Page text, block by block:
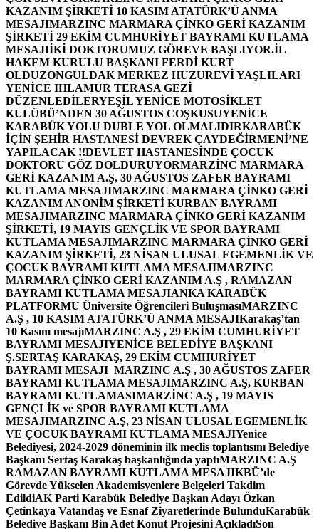
KAZANIM ŞİRKETİ 10 KASIM ATATÜRK’Ü ANMA
MESAJIMARZINC MARMARA ÇİNKO GERİ KAZANIM
ŞİRKETİ 29 EKİM CUMHURİYET BAYRAMI KUTLAMA
MESAJIİKİ DOKTORUMUZ GÖREVE BAŞLIYOR.İL
HAKEM KURULU BAŞKANI FERDİ KURT
OLDUZONGULDAK MERKEZ HUZUREVİ YAŞLILARI
YENİCE IHLAMUR TERASA GEZİ
DÜZENLEDİLERYEŞİL YENİCE MOTOSİKLET
KULÜBÜ’NDEN 30 AĞUSTOS COŞKUSUYENİCE
KARABÜK YOLU DUBLE YOL OLMALIDIRKARABÜK
İÇİN ŞEHİR HASTANESİ DEVREK ÇAYDEĞİRMENİ’NE
YAPILACAK !!DEVLET HASTANESİNDE ÇOCUK
DOKTORU GÖZ DOLDURUYORMARZİNC MARMARA
GERİ KAZANIM A.Ş, 30 AĞUSTOS ZAFER BAYRAMI
KUTLAMA MESAJIMARZINC MARMARA ÇİNKO GERİ
KAZANIM ANONİM ŞİRKETİ KURBAN BAYRAMI
MESAJIMARZINC MARMARA ÇİNKO GERİ KAZANIM
ŞİRKETİ, 19 MAYIS GENÇLİK VE SPOR BAYRAMI
KUTLAMA MESAJIMARZINC MARMARA ÇİNKO GERİ
KAZANIM ŞİRKETİ, 23 NİSAN ULUSAL EGEMENLİK VE
ÇOCUK BAYRAMI KUTLAMA MESAJIMARZINC
MARMARA ÇİNKO GERİ KAZANIM A.Ş , RAMAZAN
BAYRAMI KUTLAMA MESAJIANKA KARABÜK
PLATFORMU Üniversite Öğrencileri BuluşmasıMARZINC
A.Ş , 10 KASIM ATATÜRK’Ü ANMA MESAJIKarakaş’tan
10 Kasım mesajıMARZINC A.Ş , 29 EKİM CUMHURİYET
BAYRAMI MESAJIYENİCE BELEDİYE BAŞKANI
Ş.SERTAŞ KARAKAŞ, 29 EKİM CUMHURİYET
BAYRAMI MESAJI MARZINC A.Ş , 30 AĞUSTOS ZAFER
BAYRAMI KUTLAMA MESAJIMARZINC A.Ş, KURBAN
BAYRAMI KUTLAMASIMARZİNC A.Ş , 19 MAYIS
GENÇLİK ve SPOR BAYRAMI KUTLAMA
MESAJIMARZINC A.Ş, 23 NİSAN ULUSAL EGEMENLİK
VE ÇOCUK BAYRAMI KUTLAMA MESAJIYenice
Belediyesi, 2024-2029 döneminin ilk meclis toplantısını Belediye
Başkanı Sertaş Karakaş başkanlığında yaptıMARZINC A.Ş
RAMAZAN BAYRAMI KUTLAMA MESAJIKBÜ’de
Görevde Yükselen Akademisyenlere Belgeleri Takdim
EdildiAK Parti Karabük Belediye Başkan Adayı Özkan
Çetinkaya Vatandaş ve Esnaf Ziyaretlerinde BulunduKarabük
Belediye Başkanı Bin Adet Konut Projesini AçıkladıSon